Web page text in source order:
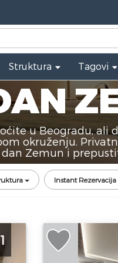
u Beogradu,
okruženju.
Zemun i
Struktura Tagovi
Instant Rezervacija
2
na
Studio
Zemun je
djakuzijem u